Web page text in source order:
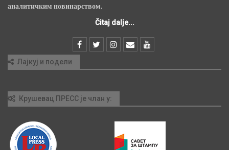
аналитичким новинарством.
Čitaj dalje...
Лајкуј и подели
Крушевац ПРЕСС је члан у: